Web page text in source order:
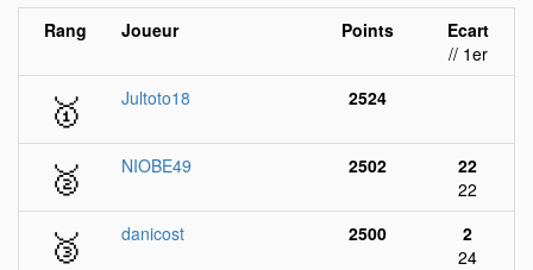
Rang Joueur Points
Ecart
// 1er
🥇 Jultoto18 2524
🥈 NIOBE49 2502
22
22
🥉 danicost 2500
2
24